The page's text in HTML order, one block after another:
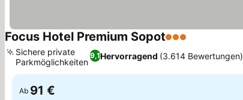
Focus Hotel Premium Sopot3 Sterne
9,1Hervorragend (3.614 Bewertungen)
Sichere private
Parkmöglichkeiten
Ab 91 €